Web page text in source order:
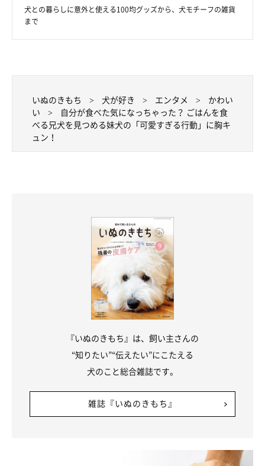
犬との暮らしに意外と使える100均グッズから、犬モチーフの雑貨
まで
いぬのきもち 犬が好き エンタメ
かわい
い
自分が食べた気になっちゃった？ ごはんを食
べる兄犬を見つめる妹犬の「可愛すぎる行動」に胸キ
ュン！
『いぬのきもち』は、飼い主さんの
“知りたい”“伝えたい”にこたえる
犬のこと総合雑誌です。
雑誌『いぬのきもち』